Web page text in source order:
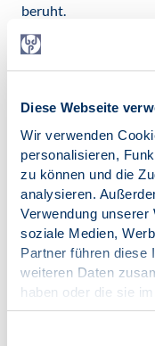
Diese Webseite
Wir verwenden
personalisieren,
zu können und die
analysieren.
Verwendung
soziale Medien,
Partner führen diese
weiteren Daten
haben oder die sie
gesammelt haben.
beruht.
Auch lädt sie
psychologischen
Ergänzend weist der
Vorbereitungen auf
die Normalisierung
Verstärkung von
gesellschaftlicher
der Folge mit
Hiergeht es zum